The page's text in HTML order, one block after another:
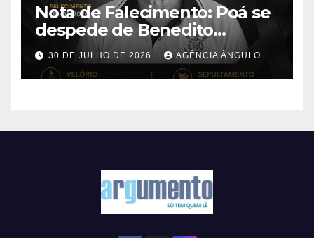
Nota de Falecimento: Poá se
despede de Benedito
Aparecido Girão, o conhecido
“Dito Chaveiro”
30 DE JULHO DE 2026 AGÊNCIA ÂNGULO